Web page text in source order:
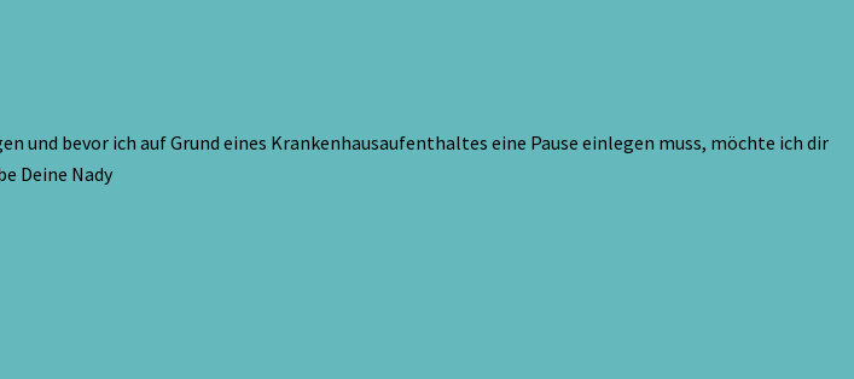
und bevor ich auf Grund eines Krankenhausaufenthaltes eine Pause einlegen muss, möchte ich dir
Deine Nady